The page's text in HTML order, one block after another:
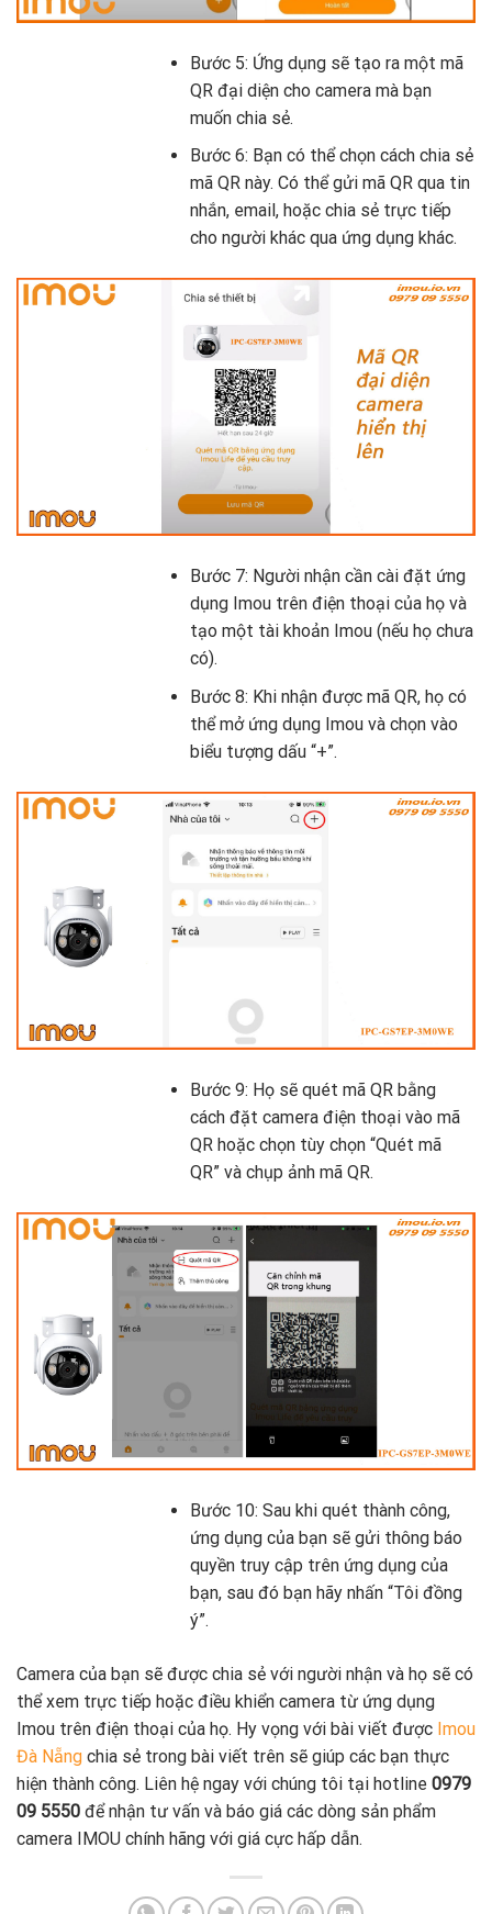
Bước 5: Ứng dụng sẽ tạo ra một mã
QR đại diện cho camera mà bạn
muốn chia sẻ.
Bước 6: Bạn có thể chọn cách chia sẻ
mã QR này. Có thể gửi mã QR qua tin
nhắn, email, hoặc chia sẻ trực tiếp
cho người khác qua ứng dụng khác.
Bước 7: Người nhận cần cài đặt ứng
dụng Imou trên điện thoại của họ và
tạo một tài khoản Imou (nếu họ chưa
có).
Bước 8: Khi nhận được mã QR, họ có
thể mở ứng dụng Imou và chọn vào
biểu tượng dấu “+”.
Bước 9: Họ sẽ quét mã QR bằng
cách đặt camera điện thoại vào mã
QR hoặc chọn tùy chọn “Quét mã
QR” và chụp ảnh mã QR.
Bước 10: Sau khi quét thành công,
ứng dụng của bạn sẽ gửi thông báo
quyền truy cập trên ứng dụng của
bạn, sau đó bạn hãy nhấn “Tôi đồng
ý”.
Camera của bạn sẽ được chia sẻ với người nhận và họ sẽ có
thể xem trực tiếp hoặc điều khiển camera từ ứng dụng
Imou trên điện thoại của họ. Hy vọng với bài viết được Imou
Đà Nẵng chia sẻ trong bài viết trên sẽ giúp các bạn thực
hiện thành công. Liên hệ ngay với chúng tôi tại hotline 0979
09 5550 để nhận tư vấn và báo giá các dòng sản phẩm
camera IMOU chính hãng với giá cực hấp dẫn.